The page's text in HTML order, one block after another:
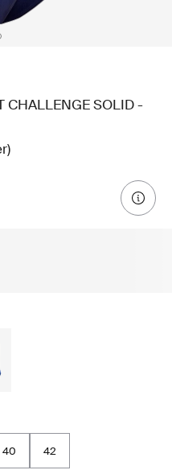
CHALLENGE SOLID -
40 42